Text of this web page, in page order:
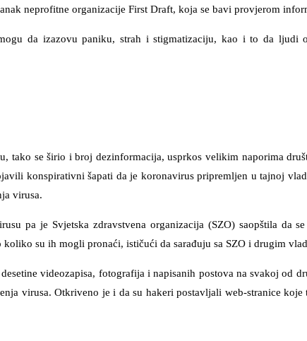
neprofitne organizacije First Draft, koja se bavi provjerom
da izazovu paniku, strah i stigmatizaciju, kao i to da
tako se širio i broj dezinformacija, usprkos velikim naporima
konspirativni šapati da je koronavirus pripremljen u tajnoj
virusa.
pa je Svjetska zdravstvena organizacija (SZO) saopštila da
su ih mogli pronaći, ističući da sarađuju sa SZO i drugim
videozapisa, fotografija i napisanih postova na svakoj od
virusa. Otkriveno je i da su hakeri postavljali web-stranice